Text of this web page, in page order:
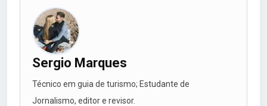
Sergio Marques
Técnico em guia de turismo; Estudante de
Jornalismo, editor e revisor.